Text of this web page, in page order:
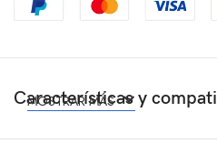
Características y
MOSTRAR MÁS